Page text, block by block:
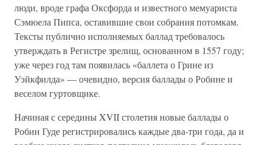
люди, вроде графа Оксфорда и известного мемуариста
Сэмюела Пипса, оставившие свои собрания потомкам.
Тексты публично исполняемых баллад требовалось
утверждать в Регистре зрелищ, основанном в 1557 году;
уже через год там появилась «баллета о Грине из
Уэйкфилда» — очевидно, версия баллады о Робине и
веселом гуртовщике.
Начиная с середины XVII столетия новые баллады о
Робин Гуде регистрировались каждые два-три года, да и